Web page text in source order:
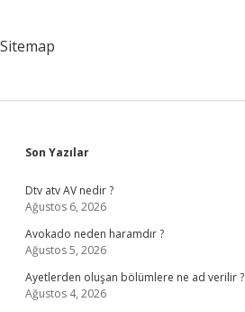
Sitemap
Sidebar
Son Yazılar
Dtv atv AV nedir ?
Ağustos 6, 2026
Avokado neden haramdır ?
Ağustos 5, 2026
Ayetlerden oluşan bölümlere ne ad verilir ?
Ağustos 4, 2026